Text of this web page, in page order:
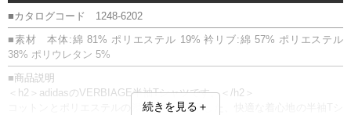
■カタログコード 1248-6202
■素材 本体:綿 81% ポリエステル 19% 衿リブ:綿 57% ポリエステル
38% ポリウレタン 5%
■商品説明
＜h2＞adidasのVERBIAGE半袖Tシャツです。＜/h2＞
コットンとポリエステルの混紡素材を使用した、快適な着心地の半袖Tシ
続きを見る＋